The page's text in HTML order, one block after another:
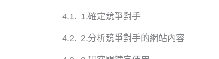
1.確定競爭對手
2.分析競爭對手的網站內容